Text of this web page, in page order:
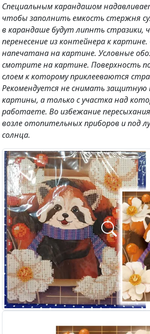
Специальным карандашом
чтобы заполнить емкость стержня
в карандаше будут липнть стразики,
перенесение из контейнера к картине.
напечатана на картине. Условные
смотрите на картине. Поверхность
слоем к которому приклееваются
Рекомендуется не снимать защитную
картины, а только с участка над
работаете. Во избежание
возле отопительных приборов и под
солнца.